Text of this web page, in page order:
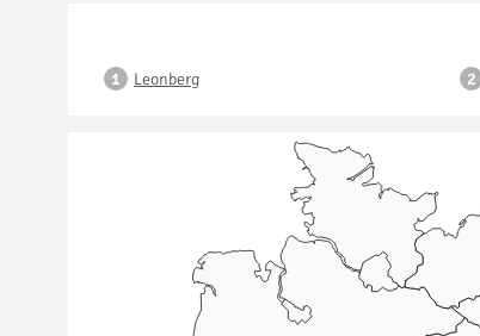
Leonberg